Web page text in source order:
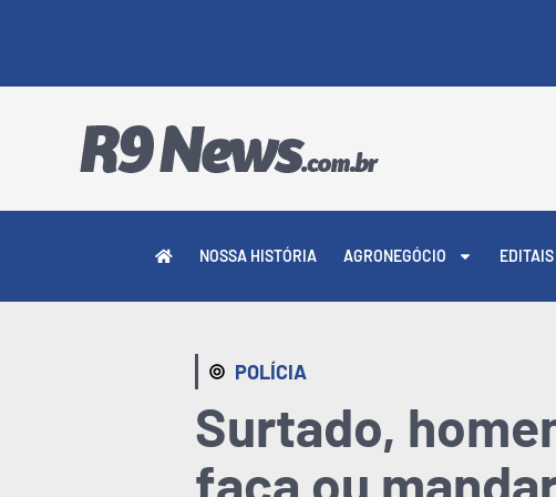
NOSSA HISTÓRIA AGRONEGÓCIO EDITAIS
POLÍCIA
Surtado,
faca ou